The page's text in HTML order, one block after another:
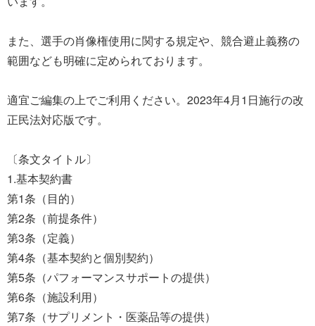
また、選手の肖像権使用に関する規定や、競合避止義務の
範囲なども明確に定められております。
適宜ご編集の上でご利用ください。2023年4月1日施行の改
正民法対応版です。
〔条文タイトル〕
1.基本契約書
第1条（目的）
第2条（前提条件）
第3条（定義）
第4条（基本契約と個別契約）
第5条（パフォーマンスサポートの提供）
第6条（施設利用）
第7条（サプリメント・医薬品等の提供）